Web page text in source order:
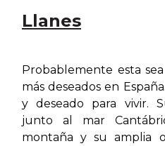
Llanes
Probablemente esta
más deseados en
y deseado para vivir.
junto al mar
montaña y su amplia